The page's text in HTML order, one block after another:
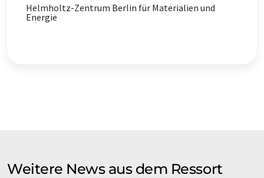
Helmholtz-Zentrum Berlin für Materialien und
Energie
Weitere News aus dem Ressort